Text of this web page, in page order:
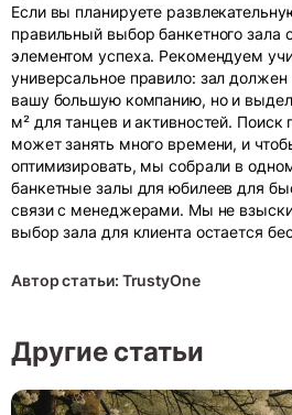
Если вы планируете
правильный выбор банкетного зала
элементом успеха. Рекомендуем
универсальное правило: зал должен
вашу большую компанию, но и
м² для танцев и активностей.
может занять много времени, и
оптимизировать, мы собрали в
банкетные залы для юбилеев для
связи с менеджерами. Мы не
выбор зала для клиента остается
Автор статьи: TrustyOne
Другие статьи